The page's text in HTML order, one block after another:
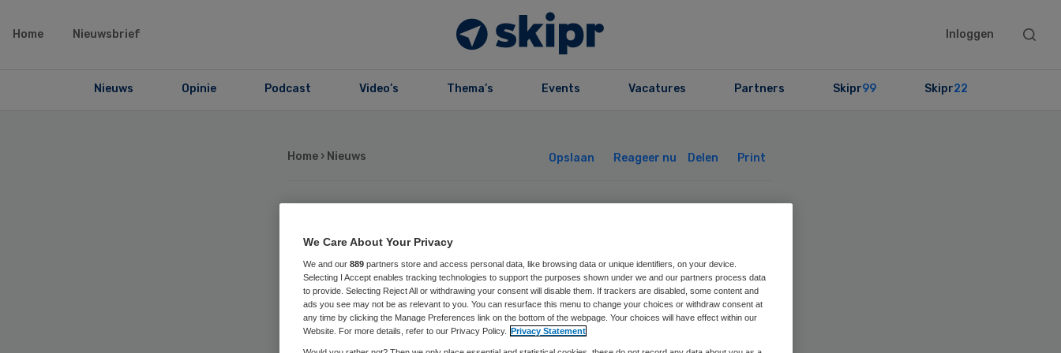
Home Nieuwsbrief Inloggen
Search
Nieuws Opinie Podcast Video’s Thema’s Events Vacatures Partners Skipr99 Skipr22
Home › Nieuws Opslaan Reageer nu Delen Print
FNV wil
gezondheidscheck
ouderen
We Care About Your Privacy
We and our 889 partners store and access personal data, like browsing data or unique identifiers, on your device.
Selecting I Accept enables tracking technologies to support the purposes shown under we and our partners process data
to provide. Selecting Reject All or withdrawing your consent will disable them. If trackers are disabled, some content and
ads you see may not be as relevant to you. You can resurface this menu to change your choices or withdraw consent at
any time by clicking the Manage Preferences link on the bottom of the webpage. Your choices will have effect within our
Website. For more details, refer to our Privacy Policy. Privacy Statement